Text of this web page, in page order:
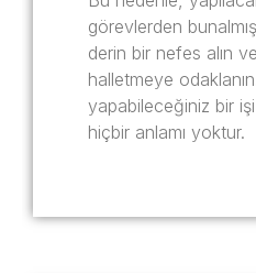
görevlerden
derin bir nefes alın
halletmeye
yapabileceğiniz bir işi
hiçbir anlamı yoktur.